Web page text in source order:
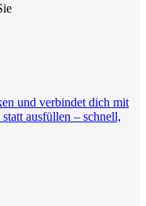
und verbindet dich mit
ausfüllen – schnell,